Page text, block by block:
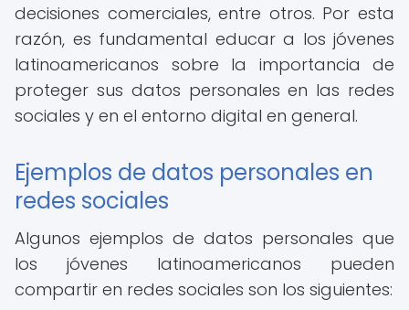
decisiones comerciales, entre otros. Por esta
razón, es fundamental educar a los jóvenes
latinoamericanos sobre la importancia de
proteger sus datos personales en las redes
sociales y en el entorno digital en general.
Ejemplos de datos personales en
redes sociales
Algunos ejemplos de datos personales que
los jóvenes latinoamericanos pueden
compartir en redes sociales son los siguientes: